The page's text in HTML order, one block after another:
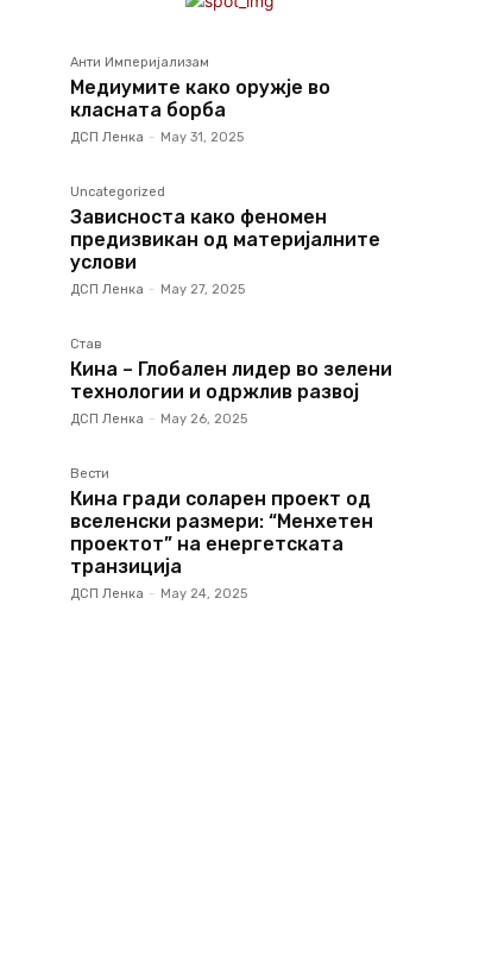
Анти Империјализам
Медиумите како оружје во
класната борба
ДСП Ленка - May 31, 2025
Uncategorized
Зависноста како феномен
предизвикан од материјалните
услови
ДСП Ленка - May 27, 2025
Став
Кина – Глобален лидер во зелени
технологии и одржлив развој
ДСП Ленка - May 26, 2025
Вести
Кина гради соларен проект од
вселенски размери: “Менхетен
проектот” на енергетската
транзиција
ДСП Ленка - May 24, 2025